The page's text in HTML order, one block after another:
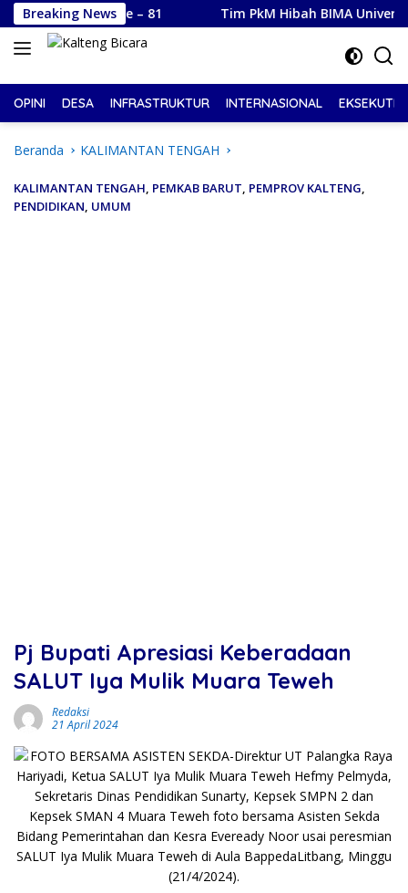
Langsung
ke
konten
Breaking News
RI ke – 81 Tim PkM Hibah BIMA Universitas
OPINI DESA INFRASTRUKTUR INTERNASIONAL EKSEKUTIF
Beranda KALIMANTAN TENGAH
KALIMANTAN TENGAH, PEMKAB BARUT, PEMPROV KALTENG,
PENDIDIKAN, UMUM
Pj Bupati Apresiasi Keberadaan
SALUT Iya Mulik Muara Teweh
Redaksi
21 April 2024